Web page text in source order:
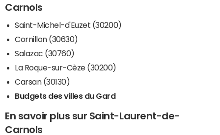
Carnols
Saint-Michel-d'Euzet (30200)
Cornillon (30630)
Salazac (30760)
La Roque-sur-Cèze (30200)
Carsan (30130)
Budgets des villes du Gard
En savoir plus sur Saint-Laurent-de-
Carnols